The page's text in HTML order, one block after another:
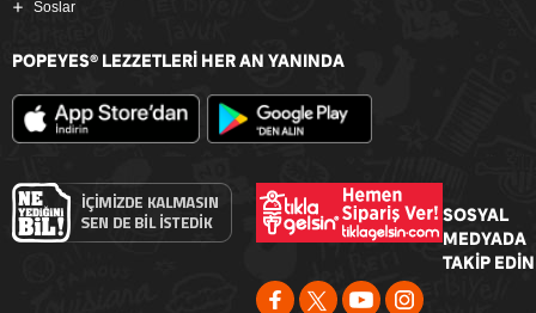
Soslar
POPEYES® LEZZETLERİ HER AN YANINDA
SOSYAL
MEDYADA
TAKİP EDİN